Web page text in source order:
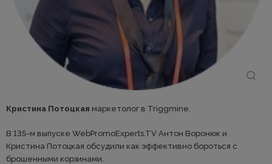
Кристина Потоцкая маркетолог в Triggmine.
В 135-м выпуске WebPromoExperts.TV Антон Воронюк и
Кристина Потоцкая обсудили как эффективно бороться с
брошенными корзинами.